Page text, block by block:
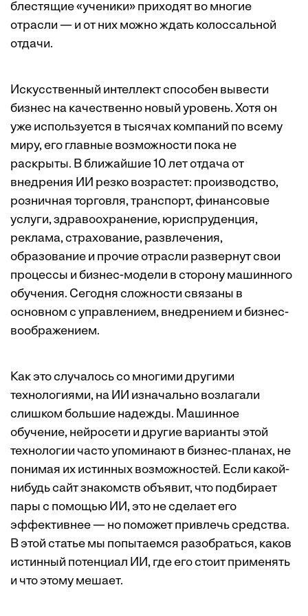
блестящие «ученики» приходят во многие
отрасли — и от них можно ждать колоссальной
отдачи.
Искусственный интеллект способен вывести
бизнес на качественно новый уровень. Хотя он
уже используется в тысячах компаний по всему
миру, его главные возможности пока не
раскрыты. В ближайшие 10 лет отдача от
внедрения ИИ резко возрастет: производство,
розничная торговля, транспорт, финансовые
услуги, здравоохранение, юриспруденция,
реклама, страхование, развлечения,
образование и прочие отрасли развернут свои
процессы и бизнес-модели в сторону машинного
обучения. Сегодня сложности связаны в
основном с управлением, внедрением и бизнес-
воображением.
Как это случалось со многими другими
технологиями, на ИИ изначально возлагали
слишком большие надежды. Машинное
обучение, нейросети и другие варианты этой
технологии часто упоминают в бизнес-планах, не
понимая их истинных возможностей. Если какой-
нибудь сайт знакомств объявит, что подбирает
пары с помощью ИИ, это не сделает его
эффективнее — но поможет привлечь средства.
В этой статье мы попытаемся разобраться, каков
истинный потенциал ИИ, где его стоит применять
и что этому мешает.